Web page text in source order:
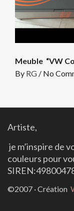
Meuble “VW
By RG / No
Artiste,
je m’inspire de
couleurs pour
©2007 · Création